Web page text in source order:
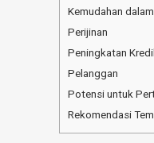
Kemudahan
Perijinan
Peningkatan
Pelanggan
Potensi untuk
Rekomendasi